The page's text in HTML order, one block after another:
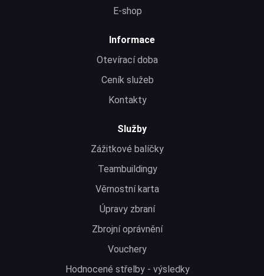
E-shop
Informace
Otevírací doba
Ceník služeb
Kontakty
Služby
Zážitkové balíčky
Teambuildingy
Věrnostní karta
Úpravy zbraní
Zbrojní oprávnění
Vouchery
Hodnocené střelby - výsledky